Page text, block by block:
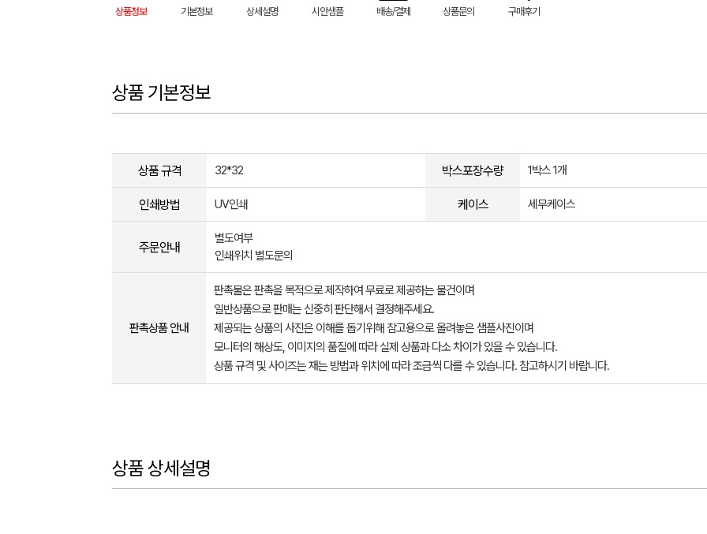
상품정보 기본정보 상세설명 시안샘플 배송/결제 상품문의 구매후기
상품 기본정보
상품 규격 32*32 박스포장수량 1박스 1개
인쇄방법 UV인쇄 케이스 세무케이스
주문안내
별도여부
인쇄위치 별도문의
판촉상품 안내
판촉물은 판촉을 목적으로 제작하여 무료로 제공하는 물건이며
일반상품으로 판매는 신중히 판단해서 결정해주세요.
제공되는 상품의 사진은 이해를 돕기위해 참고용으로 올려놓은 샘플사진이며
모니터의 해상도, 이미지의 품질에 따라 실제 상품과 다소 차이가 있을 수 있습니다.
상품 규격 및 사이즈는 재는 방법과 위치에 따라 조금씩 다를 수 있습니다. 참고하시기 바랍니다.
상품 상세설명